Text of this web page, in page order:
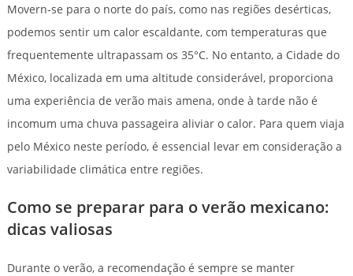
Movern-se para o norte do país, como nas regiões desérticas,
podemos sentir um calor escaldante, com temperaturas que
frequentemente ultrapassam os 35°C. No entanto, a Cidade do
México, localizada em uma altitude considerável, proporciona
uma experiência de verão mais amena, onde à tarde não é
incomum uma chuva passageira aliviar o calor. Para quem viaja
pelo México neste período, é essencial levar em consideração a
variabilidade climática entre regiões.
Como se preparar para o verão mexicano:
dicas valiosas
Durante o verão, a recomendação é sempre se manter